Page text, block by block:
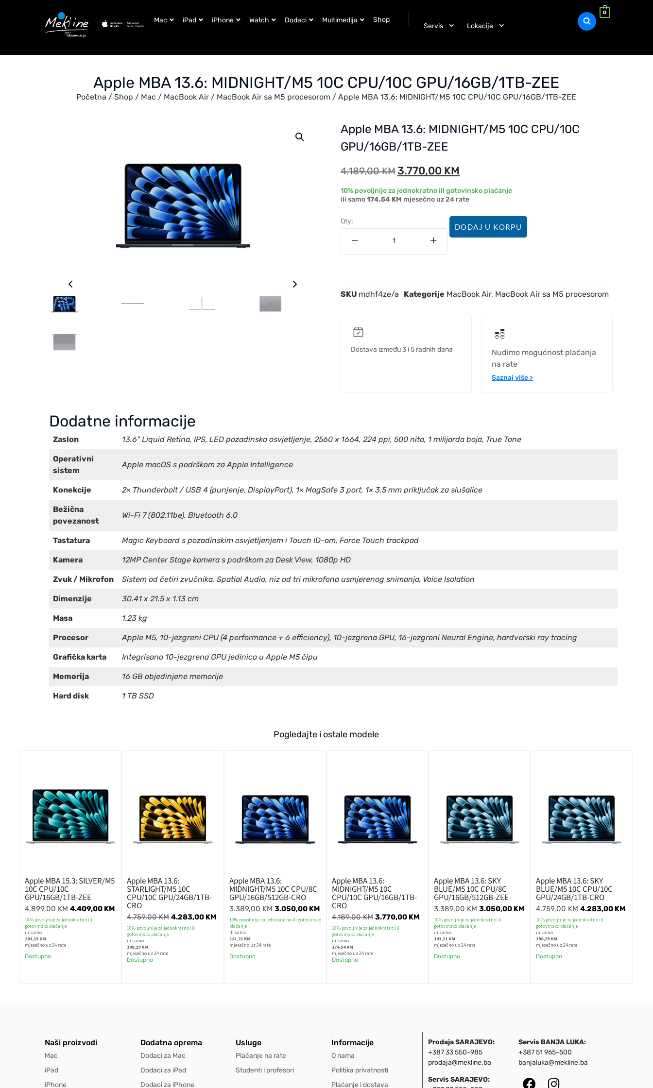
Mac iPad iPhone Watch Dodaci Multimedija Shop
Servis Lokacije
0
Apple MBA 13.6: MIDNIGHT/M5 10C CPU/10C GPU/16GB/1TB-ZEE
Početna / Shop / Mac / MacBook Air/ MacBook Air sa M5 procesorom/ Apple MBA 13.6: MIDNIGHT/M5 10C CPU/10C GPU/16GB/1TB-ZEE
Apple MBA 13.6: MIDNIGHT/M5 10C CPU/10C
GPU/16GB/1TB-ZEE
4.189,00KM3.770,00 KM
10% povoljnije za jednokratno ili gotovinsko plaćanje
ili samo174,54 KM mjesečno uz 24 rate
Qty:
DODAJ U KORPU
SKU mdhf4ze/a Kategorije MacBook Air, MacBook Air sa M5 procesorom
Dostava između 3 i 5 radnih dana
Nudimo mogućnost plaćanja
na rate
Saznaj više >
Dodatne informacije
Zaslon 13.6" Liquid Retina, IPS, LED pozadinsko osvjetljenje, 2560 x 1664, 224 ppi, 500 nita, 1 milijarda boja, True Tone
Operativni
sistem
Apple macOS s podrškom za Apple Intelligence
Konekcije 2× Thunderbolt / USB 4 (punjenje, DisplayPort), 1× MagSafe 3 port, 1× 3.5 mm priključak za slušalice
Bežična
povezanost
Wi-Fi 7 (802.11be), Bluetooth 6.0
Tastatura Magic Keyboard s pozadinskim osvjetljenjem i Touch ID-om, Force Touch trackpad
Kamera 12MP Center Stage kamera s podrškom za Desk View, 1080p HD
Zvuk / Mikrofon Sistem od četiri zvučnika, Spatial Audio, niz od tri mikrofona usmjerenog snimanja, Voice Isolation
Dimenzije 30.41 x 21.5 x 1.13 cm
Masa 1.23 kg
Procesor Apple M5, 10-jezgreni CPU (4 performance + 6 efficiency), 10-jezgrena GPU, 16-jezgreni Neural Engine, hardverski ray tracing
Grafička karta Integrisana 10-jezgrena GPU jedinica u Apple M5 čipu
Memorija 16 GB objedinjene memorije
Hard disk 1 TB SSD
Pogledajte i ostale modele
Apple MBA 15.3: SILVER/M5
10C CPU/10C
GPU/16GB/1TB-ZEE
4.899,00KM 4.409,00 KM
10% povoljnije za jednokratno ili
gotovinsko plaćanje
ili samo
204,13 KM
mjesečno uz 24 rate
Dostupno
Apple MBA 13.6:
STARLIGHT/M5 10C
CPU/10C GPU/24GB/1TB-
CRO
4.759,00KM 4.283,00 KM
10% povoljnije za jednokratno ili
gotovinsko plaćanje
ili samo
198,29 KM
mjesečno uz 24 rate
Dostupno
Apple MBA 13.6:
MIDNIGHT/M5 10C CPU/8C
GPU/16GB/512GB-CRO
3.389,00KM 3.050,00 KM
10% povoljnije za jednokratno ili gotovinsko
plaćanje
ili samo
141,21 KM
mjesečno uz 24 rate
Dostupno
Apple MBA 13.6:
MIDNIGHT/M5 10C
CPU/10C GPU/16GB/1TB-
CRO
4.189,00KM 3.770,00 KM
10% povoljnije za jednokratno ili
gotovinsko plaćanje
ili samo
174,54 KM
mjesečno uz 24 rate
Dostupno
Apple MBA 13.6: SKY
BLUE/M5 10C CPU/8C
GPU/16GB/512GB-ZEE
3.389,00KM 3.050,00 KM
10% povoljnije za jednokratno ili
gotovinsko plaćanje
ili samo
141,21 KM
mjesečno uz 24 rate
Dostupno
Apple MBA 13.6: SKY
BLUE/M5 10C CPU/10C
GPU/24GB/1TB-CRO
4.759,00KM 4.283,00 KM
10% povoljnije za jednokratno ili
gotovinsko plaćanje
ili samo
198,29 KM
mjesečno uz 24 rate
Dostupno
Naši proizvodi
Mac
iPad
iPhone
Dodatna oprema
Dodaci za Mac
Dodaci za iPad
Dodaci za iPhone
Usluge
Plaćanje na rate
Studenti i profesori
Informacije
O nama
Politika privatnosti
Plaćanje i dostava
Prodaja SARAJEVO:
+387 33 550-985
prodaja@mekline.ba
Servis SARAJEVO:
Servis BANJA LUKA:
+387 51 965-500
banjaluka@mekline.ba